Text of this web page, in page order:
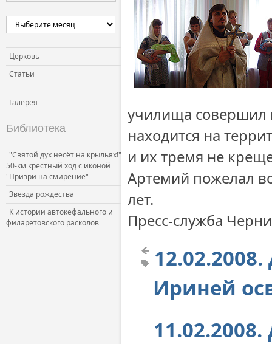
Церковь
Статьи
Галерея
Библиотека
"Святой дух несёт на крыльях!"
50-км крестный ход с иконой
"Призри на смирение"
Звезда рождества
К истории автокефального и
филаретовского расколов
училища совершил
находится на
и их тремя не
Артемий пожелал
лет.
Пресс-служба
Ириней